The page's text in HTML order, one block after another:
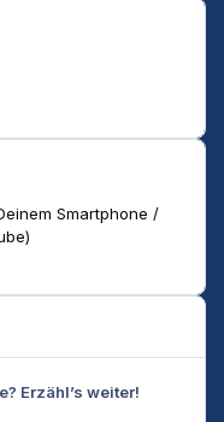
Smartphone /
Erzähl’s weiter!